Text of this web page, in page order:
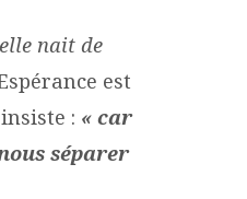
nait de
est
: « car
séparer